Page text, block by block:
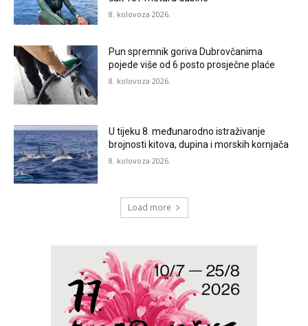
8. kolovoza 2026.
Pun spremnik goriva Dubrovčanima
pojede više od 6 posto prosječne plaće
8. kolovoza 2026.
U tijeku 8. međunarodno istraživanje
brojnosti kitova, dupina i morskih kornjača
8. kolovoza 2026.
Load more